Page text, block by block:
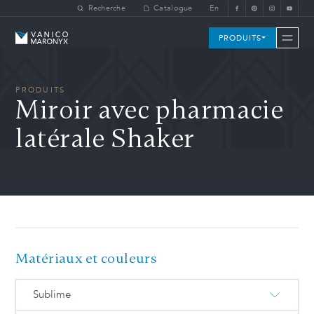
Skip to main contentRecherche Catalogue En
Vanico-Maronyx PRODUITS
PRODUITS
Miroir avec pharmacie
latérale Shaker
Matériaux et couleurs
Sublime